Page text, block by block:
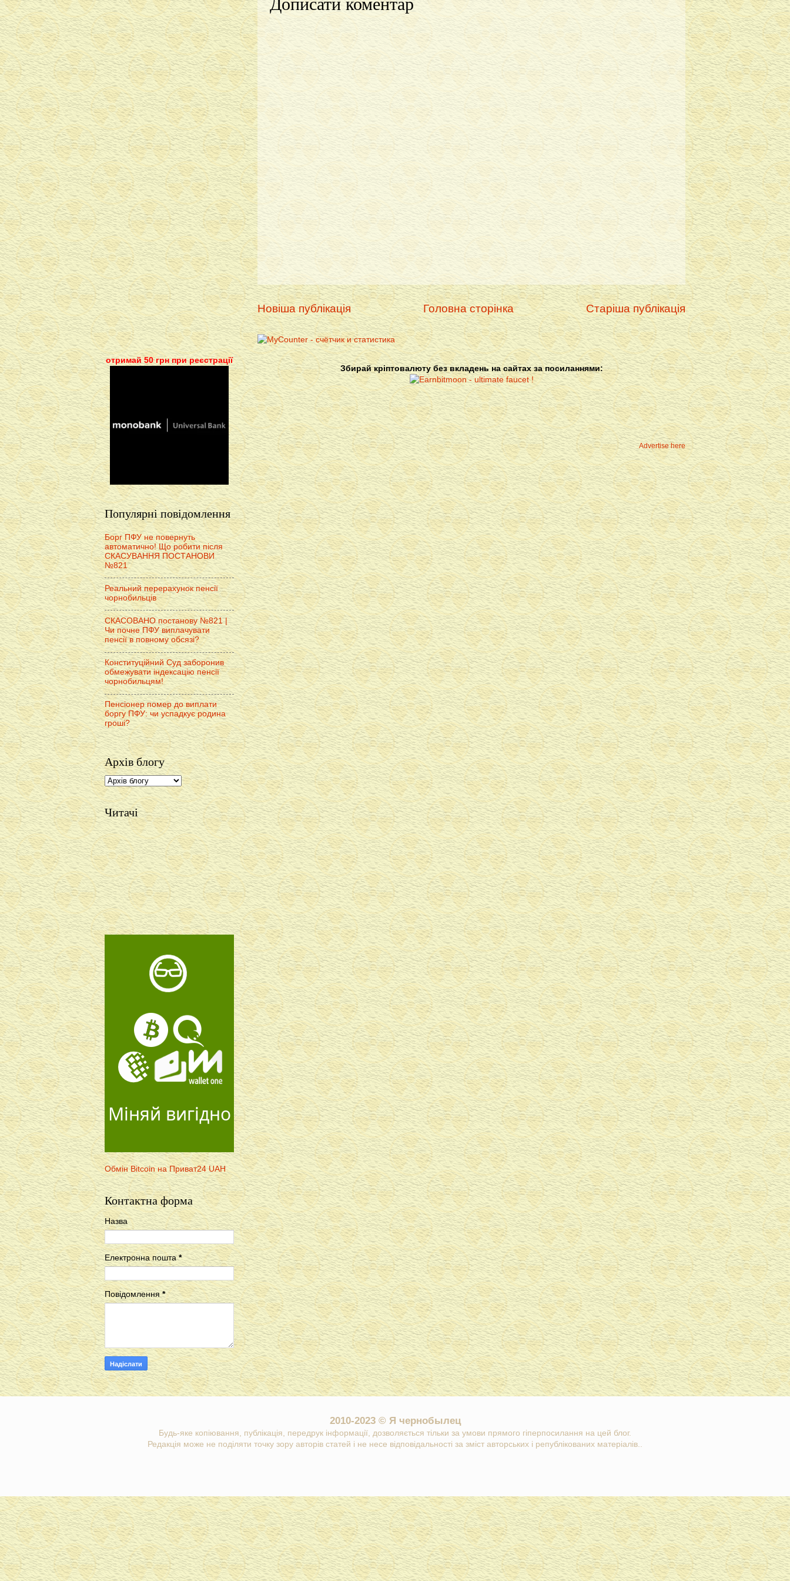
Новіша публікація Старіша публікація
Головна сторінка
Збирай кріптовалюту без вкладень на сайтах за посиланнями:
Advertise here
отримай 50 грн при реєстрації
Популярні повідомлення
Борг ПФУ не повернуть
автоматично! Що робити після
СКАСУВАННЯ ПОСТАНОВИ
№821
Реальний перерахунок пенсії
чорнобильців
СКАСОВАНО постанову №821 |
Чи почне ПФУ виплачувати
пенсії в повному обсязі?
Конституційний Суд заборонив
обмежувати індексацію пенсії
чорнобильцям!
Пенсіонер помер до виплати
боргу ПФУ: чи успадкує родина
гроші?
Архів блогу
Читачі
Міняй вигідно
Обмін Bitcoin на Приват24 UAH
Контактна форма
Назва
Електронна пошта*
Повідомлення*
2010-2023 © Я чернобылец
Будь-яке копіювання, публікація, передрук інформації, дозволяється тільки за умови прямого гіперпосилання на цей блог.
Редакція може не поділяти точку зору авторів статей і не несе відповідальності за зміст авторських і републікованих матеріалів..